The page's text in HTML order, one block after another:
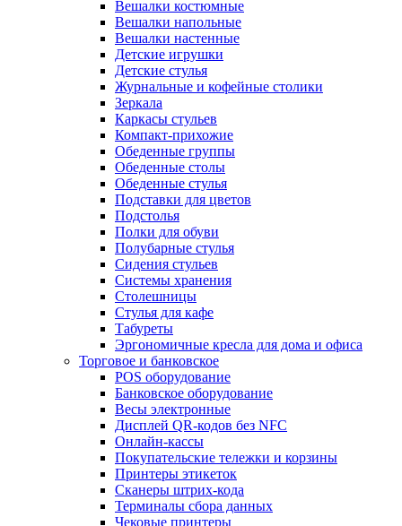
Вешалки костюмные
Вешалки напольные
Вешалки настенные
Детские игрушки
Детские стулья
Журнальные и кофейные столики
Зеркала
Каркасы стульев
Компакт-прихожие
Обеденные группы
Обеденные столы
Обеденные стулья
Подставки для цветов
Подстолья
Полки для обуви
Полубарные стулья
Сидения стульев
Системы хранения
Столешницы
Стулья для кафе
Табуреты
Эргономичные кресла для дома и офиса
Торговое и банковское
POS оборудование
Банковское оборудование
Весы электронные
Дисплей QR-кодов без NFC
Онлайн-кассы
Покупательские тележки и корзины
Принтеры этикеток
Сканеры штрих-кода
Терминалы сбора данных
Чековые принтеры